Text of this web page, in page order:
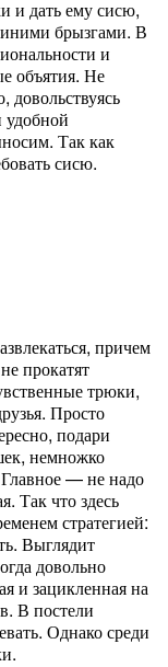
и дать ему сисю,
брызгами. В
и
объятия. Не
довольствуясь
Так как
сисю.
причем
прокатят
трюки,
Просто
подари
немножко
— не надо
Так что здесь
стратегией:
Выглядит
довольно
и зацикленная на
В постели
Однако среди